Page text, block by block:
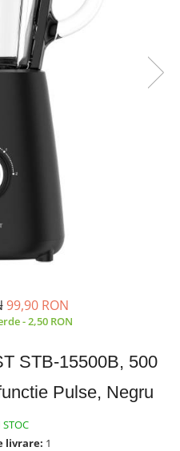
99,90 RON
- 2,50 RON
STB-15500B, 500
Pulse, Negru
STOC
livrare: 1